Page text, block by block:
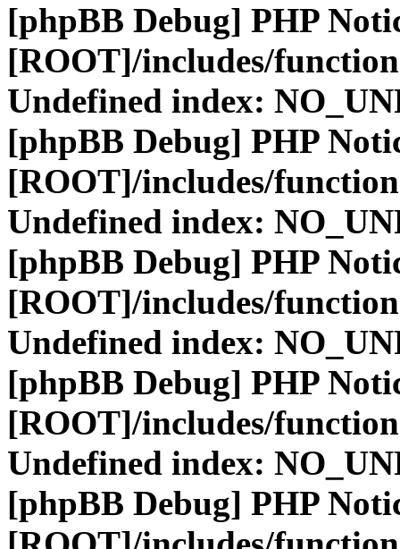
[phpBB Debug] PHP
[ROOT]/includes/
Undefined index:
[phpBB Debug] PHP
[ROOT]/includes/
Undefined index:
[phpBB Debug] PHP
[ROOT]/includes/
Undefined index:
[phpBB Debug] PHP
[ROOT]/includes/
Undefined index:
[phpBB Debug] PHP